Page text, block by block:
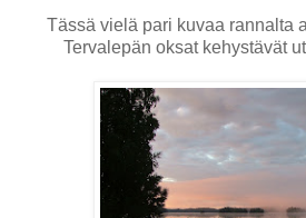
Tässä vielä pari kuvaa rannalta
Tervalepän oksat kehystävät